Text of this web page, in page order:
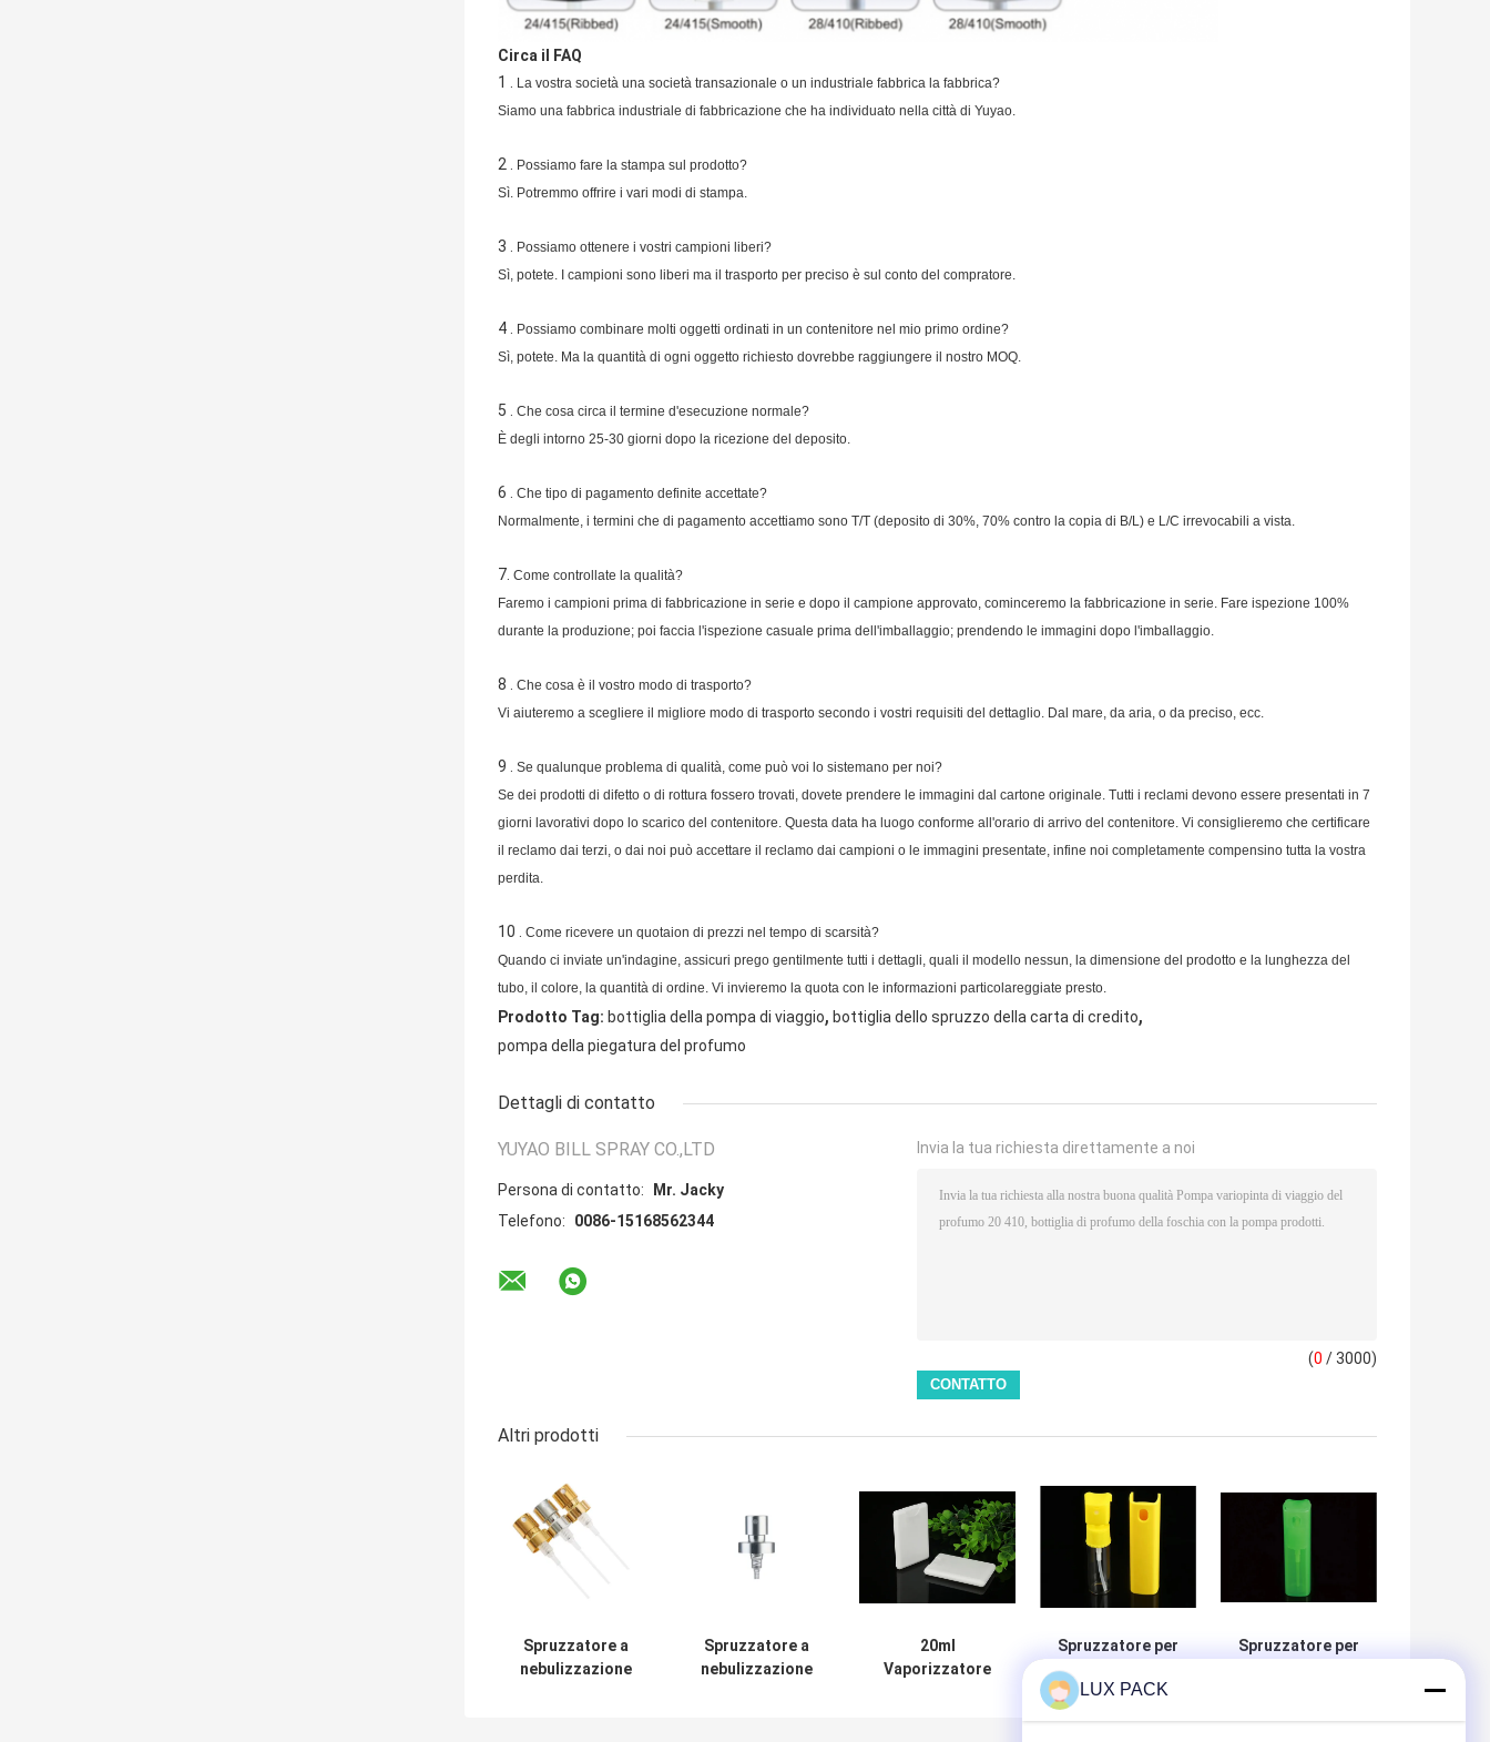
Circa il FAQ
1 . La vostra società una società transazionale o un industriale fabbrica la fabbrica?
Siamo una fabbrica industriale di fabbricazione che ha individuato nella città di Yuyao.
2 . Possiamo fare la stampa sul prodotto?
Sì. Potremmo offrire i vari modi di stampa.
3 . Possiamo ottenere i vostri campioni liberi?
Sì, potete. I campioni sono liberi ma il trasporto per preciso è sul conto del compratore.
4 . Possiamo combinare molti oggetti ordinati in un contenitore nel mio primo ordine?
Sì, potete. Ma la quantità di ogni oggetto richiesto dovrebbe raggiungere il nostro MOQ.
5 . Che cosa circa il termine d'esecuzione normale?
È degli intorno 25-30 giorni dopo la ricezione del deposito.
6 . Che tipo di pagamento definite accettate?
Normalmente, i termini che di pagamento accettiamo sono T/T (deposito di 30%, 70% contro la copia di B/L) e L/C irrevocabili a vista.
7. Come controllate la qualità?
Faremo i campioni prima di fabbricazione in serie e dopo il campione approvato, cominceremo la fabbricazione in serie. Fare ispezione 100%
durante la produzione; poi faccia l'ispezione casuale prima dell'imballaggio; prendendo le immagini dopo l'imballaggio.
8 . Che cosa è il vostro modo di trasporto?
Vi aiuteremo a scegliere il migliore modo di trasporto secondo i vostri requisiti del dettaglio. Dal mare, da aria, o da preciso, ecc.
9 . Se qualunque problema di qualità, come può voi lo sistemano per noi?
Se dei prodotti di difetto o di rottura fossero trovati, dovete prendere le immagini dal cartone originale. Tutti i reclami devono essere presentati in 7
giorni lavorativi dopo lo scarico del contenitore. Questa data ha luogo conforme all'orario di arrivo del contenitore. Vi consiglieremo che certificare
il reclamo dai terzi, o dai noi può accettare il reclamo dai campioni o le immagini presentate, infine noi completamente compensino tutta la vostra
perdita.
10 . Come ricevere un quotaion di prezzi nel tempo di scarsità?
Quando ci inviate un'indagine, assicuri prego gentilmente tutti i dettagli, quali il modello nessun, la dimensione del prodotto e la lunghezza del
tubo, il colore, la quantità di ordine. Vi invieremo la quota con le informazioni particolareggiate presto.
Prodotto Tag: bottiglia della pompa di viaggio, bottiglia dello spruzzo della carta di credito,
pompa della piegatura del profumo
Dettagli di contatto
YUYAO BILL SPRAY CO.,LTD
Persona di contatto:
Mr. Jacky
Telefono:
0086-15168562344
Invia la tua richiesta direttamente a noi
(0 / 3000)
Altri prodotti
Spruzzatore a
nebulizzazione
Spruzzatore a
nebulizzazione
20ml
Vaporizzatore
Spruzzatore per
profumo giallo da
Spruzzatore per
LUX PACK